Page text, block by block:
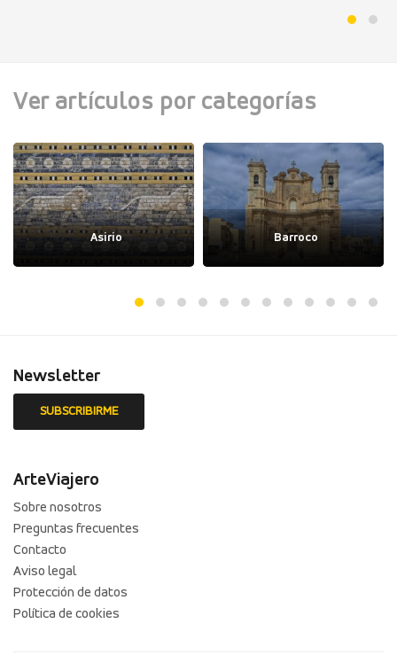
Ver artículos por categorías
Asirio Barroco
Newsletter
ArteViajero
Sobre nosotros
Preguntas frecuentes
Contacto
Aviso legal
Protección de datos
Política de cookies